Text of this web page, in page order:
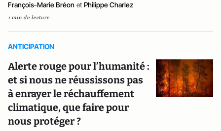
François-Marie Bréon et Philippe Charlez
1 min de lecture
ANTICIPATION
Alerte rouge pour l’humanité :
et si nous ne réussissons pas
à enrayer le réchauffement
climatique, que faire pour
nous protéger ?